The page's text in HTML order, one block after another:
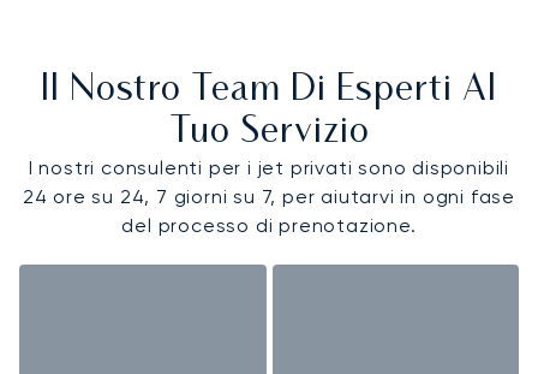
Il Nostro Team Di Esperti Al
Tuo Servizio
I nostri consulenti per i jet privati sono disponibili
24 ore su 24, 7 giorni su 7, per aiutarvi in ogni fase
del processo di prenotazione.